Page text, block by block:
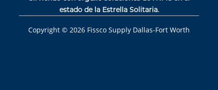
estado de la Estrella Solitaria.
Copyright © 2026 Fissco Supply Dallas-Fort Worth